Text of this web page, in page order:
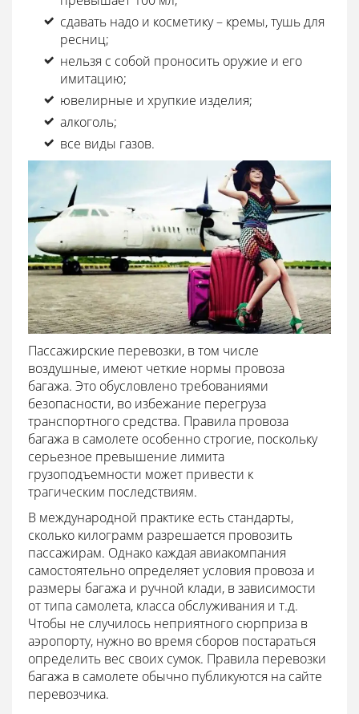
сдавать надо и косметику – кремы, тушь для
ресниц;
нельзя с собой проносить оружие и его
имитацию;
ювелирные и хрупкие изделия;
алкоголь;
все виды газов.
Пассажирские перевозки, в том числе
воздушные, имеют четкие нормы провоза
багажа. Это обусловлено требованиями
безопасности, во избежание перегруза
транспортного средства. Правила провоза
багажа в самолете особенно строгие, поскольку
серьезное превышение лимита
грузоподъемности может привести к
трагическим последствиям.
В международной практике есть стандарты,
сколько килограмм разрешается провозить
пассажирам. Однако каждая авиакомпания
самостоятельно определяет условия провоза и
размеры багажа и ручной клади, в зависимости
от типа самолета, класса обслуживания и т.д.
Чтобы не случилось неприятного сюрприза в
аэропорту, нужно во время сборов постараться
определить вес своих сумок. Правила перевозки
багажа в самолете обычно публикуются на сайте
перевозчика.